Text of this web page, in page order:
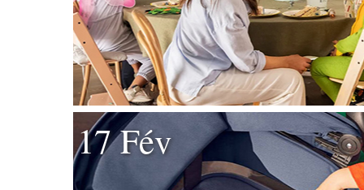
17 Fév